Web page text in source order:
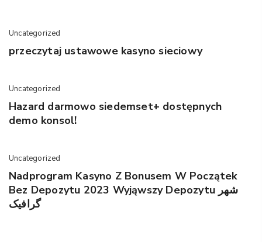
Uncategorized
przeczytaj ustawowe kasyno sieciowy
Uncategorized
Hazard darmowo siedemset+ dostępnych
demo konsol!
Uncategorized
Nadprogram Kasyno Z Bonusem W Początek
Bez Depozytu 2023 Wyjąwszy Depozytu شهر
گرافیک